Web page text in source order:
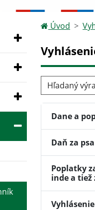
Úvod
Hľadaný
Dane a
Daň za psa
Poplatky
inde a tiež